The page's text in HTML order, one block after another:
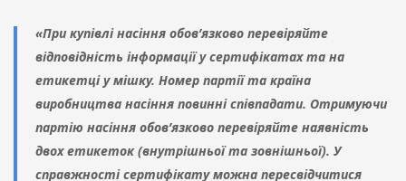
«При купівлі насіння обов’язково перевіряйте
відповідність інформації у сертифікатах та на
етикетці у мішку. Номер партії та країна
виробництва насіння повинні співпадати. Отримуючи
партію насіння обов’язково перевіряйте наявність
двох етикеток (внутрішньої та зовнішньої). У
справжності сертифікату можна пересвідчитися